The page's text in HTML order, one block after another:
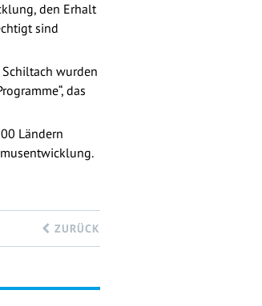
den Erhalt
sind
wurden
das
Ländern
ZURÜCK